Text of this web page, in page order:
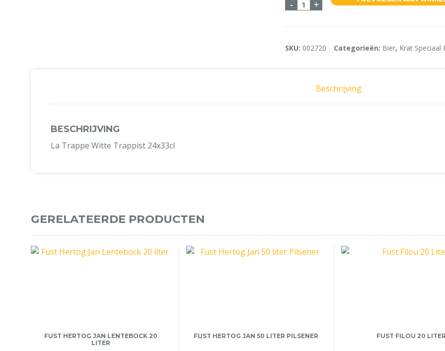
- +
SKU: 002720 Categorieën: Bier, Krat Speciaal
Beschrijving
BESCHRIJVING
La Trappe Witte Trappist 24x33cl
GERELATEERDE PRODUCTEN
FUST HERTOG JAN LENTEBOCK 20
LITER
FUST HERTOG JAN 50 LITER PILSENER FUST FILOU 20 LITER